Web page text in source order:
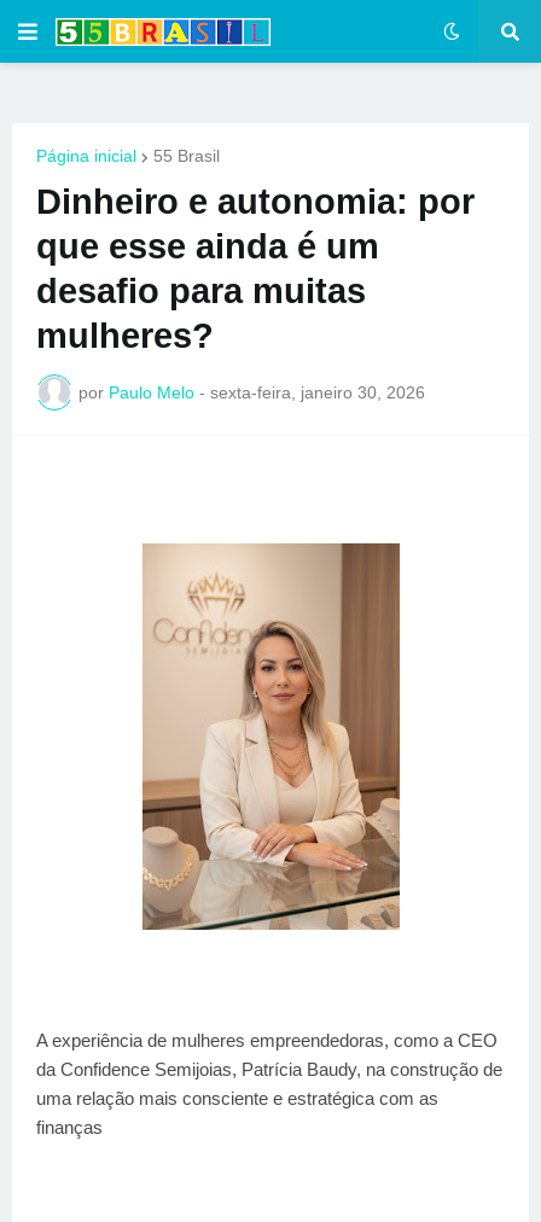
Página inicial 55 Brasil
Dinheiro e autonomia: por
que esse ainda é um
desafio para muitas
mulheres?
por Paulo Melo - sexta-feira, janeiro 30, 2026
A experiência de mulheres empreendedoras, como a CEO
da Confidence Semijoias, Patrícia Baudy, na construção de
uma relação mais consciente e estratégica com as
finanças